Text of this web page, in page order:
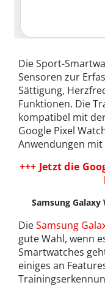
Die Sport-
Sensoren zur
Sättigung,
Funktionen. Die
kompatibel mit
Google Pixel
Anwendungen
+++ Jetzt die
Samsung
DieSamsung
gute Wahl, wenn
Smartwatches
einiges an